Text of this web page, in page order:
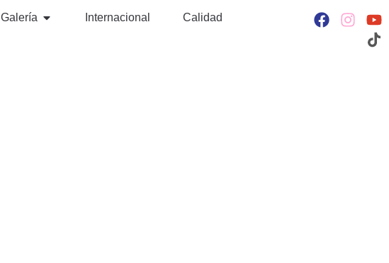
Galería Internacional Calidad